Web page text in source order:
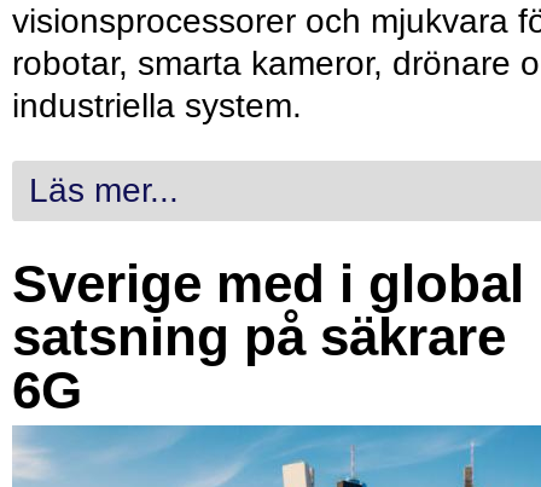
visionsprocessorer och mjukvara
robotar, smarta kameror, drönare
industriella system.
Läs mer...
Sverige med i global
satsning på säkrare
6G